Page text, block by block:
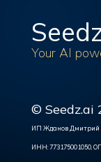
Your AI
© Seedz.ai
ИП Жданов Дмитрий
ИНН: 773175001050,